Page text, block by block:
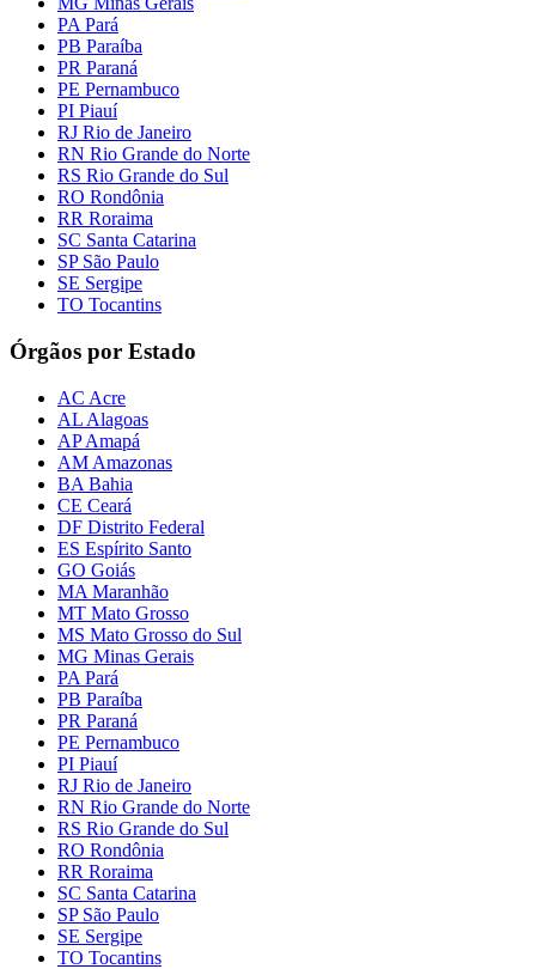
PA Pará
PB Paraíba
PR Paraná
PE Pernambuco
PI Piauí
RJ Rio de Janeiro
RN Rio Grande do Norte
RS Rio Grande do Sul
RO Rondônia
RR Roraima
SC Santa Catarina
SP São Paulo
SE Sergipe
TO Tocantins
Órgãos por Estado
AC Acre
AL Alagoas
AP Amapá
AM Amazonas
BA Bahia
CE Ceará
DF Distrito Federal
ES Espírito Santo
GO Goiás
MA Maranhão
MT Mato Grosso
MS Mato Grosso do Sul
MG Minas Gerais
PA Pará
PB Paraíba
PR Paraná
PE Pernambuco
PI Piauí
RJ Rio de Janeiro
RN Rio Grande do Norte
RS Rio Grande do Sul
RO Rondônia
RR Roraima
SC Santa Catarina
SP São Paulo
SE Sergipe
TO Tocantins